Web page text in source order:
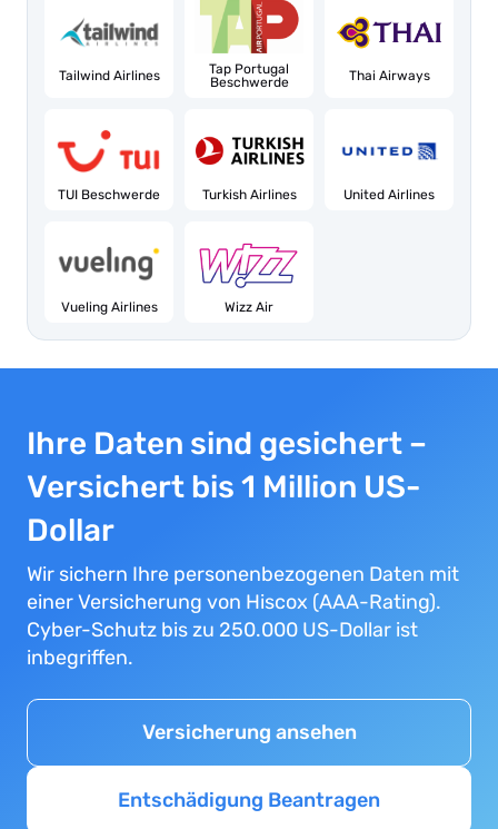
Tailwind Airlines
Tap Portugal
Beschwerde
Thai Airways
TUI Beschwerde Turkish Airlines United Airlines
Vueling Airlines Wizz Air
Ihre Daten sind gesichert –
Versichert bis 1 Million US-
Dollar
Wir sichern Ihre personenbezogenen Daten mit
einer Versicherung von Hiscox (AAA-Rating).
Cyber-Schutz bis zu 250.000 US-Dollar ist
inbegriffen.
Versicherung ansehen
Entschädigung Beantragen